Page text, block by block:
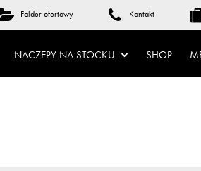
Folder ofertowy Kontakt
NACZEPY NA STOCKU SHOP